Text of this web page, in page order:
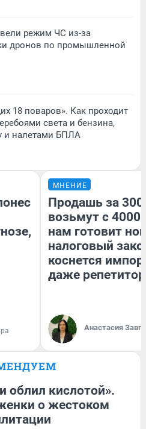
режим ЧС из-за
дронов по промышленной
18 поваров». Как проходит
света и бензина,
и налетами БПЛА
МНЕНИЕ
Продашь за
возьмут с
нам готовит
налоговый
коснется
даже
Анастасия
облил кислотой».
о жестоком